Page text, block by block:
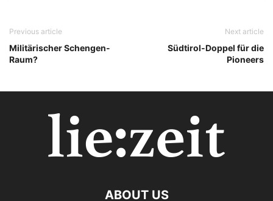
Previous article
Militärischer Schengen-
Raum?
Next article
Südtirol-Doppel für die
Pioneers
ABOUT US